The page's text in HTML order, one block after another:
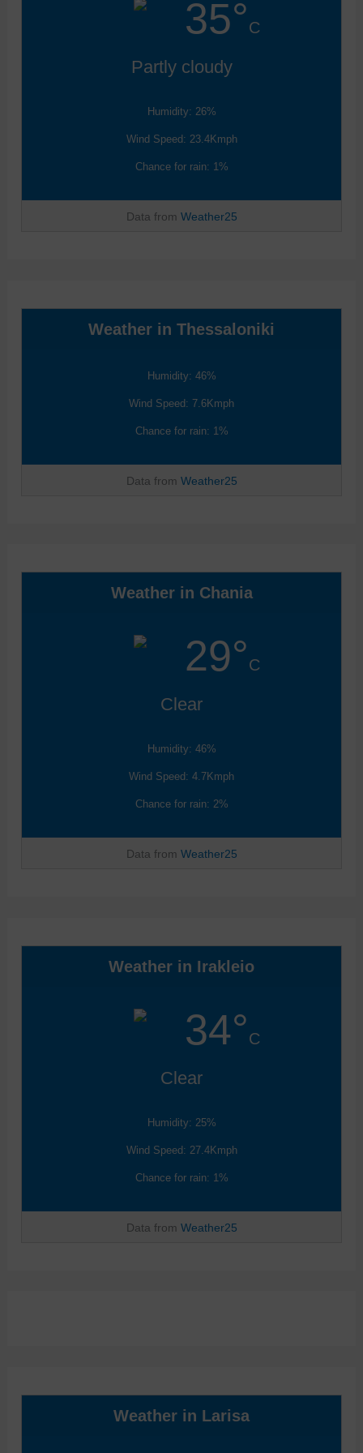
35°C
Partly cloudy
Humidity: 26%
Wind Speed: 23.4Kmph
Chance for rain: 1%
Data from Weather25
Weather in Thessaloniki
Humidity: 46%
Wind Speed: 7.6Kmph
Chance for rain: 1%
Data from Weather25
Weather in Chania
29°C
Clear
Humidity: 46%
Wind Speed: 4.7Kmph
Chance for rain: 2%
Data from Weather25
Weather in Irakleio
34°C
Clear
Humidity: 25%
Wind Speed: 27.4Kmph
Chance for rain: 1%
Data from Weather25
Weather in Larisa